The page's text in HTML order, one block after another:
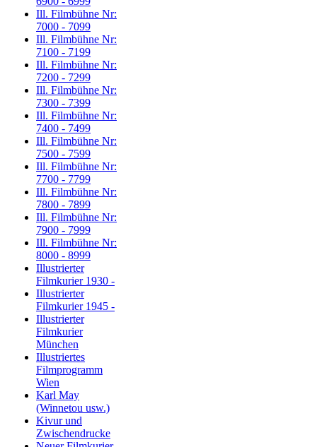
Ill. Filmbühne Nr:
7000 - 7099
Ill. Filmbühne Nr:
7100 - 7199
Ill. Filmbühne Nr:
7200 - 7299
Ill. Filmbühne Nr:
7300 - 7399
Ill. Filmbühne Nr:
7400 - 7499
Ill. Filmbühne Nr:
7500 - 7599
Ill. Filmbühne Nr:
7700 - 7799
Ill. Filmbühne Nr:
7800 - 7899
Ill. Filmbühne Nr:
7900 - 7999
Ill. Filmbühne Nr:
8000 - 8999
Illustrierter
Filmkurier 1930 -
Illustrierter
Filmkurier 1945 -
Illustrierter
Filmkurier
München
Illustriertes
Filmprogramm
Wien
Karl May
(Winnetou usw.)
Kivur und
Zwischendrucke